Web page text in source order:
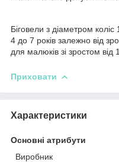
Біговели з діаметром
4 до 7 років залежно від
для малюків зі зростом від
Приховати
Характеристики
Основні атрибути
Виробник